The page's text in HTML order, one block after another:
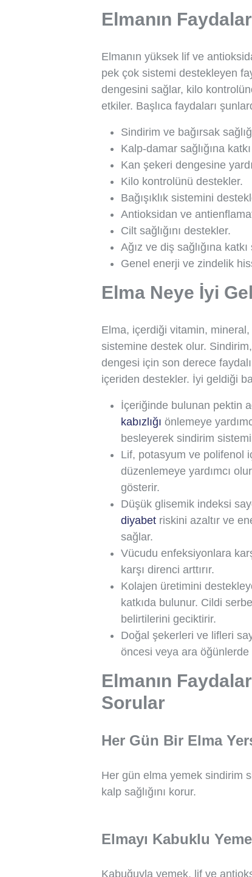
Elmanın
Elmanın yüksek lif ve
pek çok sistemi destekleyen
dengesini sağlar, kilo
etkiler. Başlıca faydaları
Sindirim ve bağırsak
Kalp-damar sağlığına
Kan şekeri dengesine
Kilo kontrolünü destekler.
Bağışıklık sistemini
Antioksidan ve
Cilt sağlığını destekler.
Ağız ve diş sağlığına katkı
Genel enerji ve zindelik
Elma Neye İyi
Elma, içerdiği vitamin,
sistemine destek olur.
dengesi için son derece
içeriden destekler. İyi geldiği
İçeriğinde bulunan pektin
kabızlığı önlemeye
besleyerek sindirim
Lif, potasyum ve polifenol
düzenlemeye yardımcı
gösterir.
Düşük glisemik indeksi
diyabet riskini azaltır ve
sağlar.
Vücudu enfeksiyonlara
karşı direnci arttırır.
Kolajen üretimini
katkıda bulunur. Cildi
belirtilerini geciktirir.
Doğal şekerleri ve lifleri
öncesi veya ara
Elmanın
Sorular
Her Gün Bir Elma
Her gün elma yemek sindirim
kalp sağlığını korur.
Elmayı Kabuklu
Kabuğuyla yemek, lif ve